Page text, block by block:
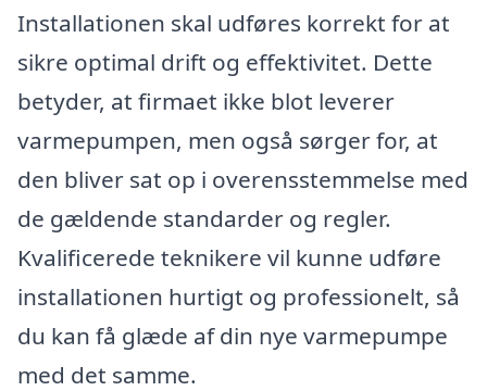
Installationen skal udføres korrekt for at
sikre optimal drift og effektivitet. Dette
betyder, at firmaet ikke blot leverer
varmepumpen, men også sørger for, at
den bliver sat op i overensstemmelse med
de gældende standarder og regler.
Kvalificerede teknikere vil kunne udføre
installationen hurtigt og professionelt, så
du kan få glæde af din nye varmepumpe
med det samme.